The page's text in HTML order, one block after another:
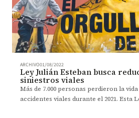
ARCHIVO01/08/2022
Ley Julián Esteban busca
siniestros viales
Más de 7.000 personas perdieron la
accidentes viales durante el 2021. Esta